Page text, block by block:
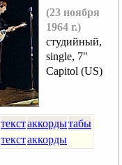
(23 ноября
1964 г.)
студийный,
single, 7"
Capitol (US)
текстаккордытабы
текстаккорды